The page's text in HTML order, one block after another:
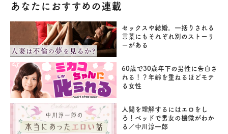
あなたにおすすめの連載
セックスや結婚。一括りされる
言葉にもそれぞれ別のストーリ
ーがある
60歳で30歳年下の男性に告白さ
れる！？年齢を重ねるほどモテ
る女性
人間を理解するにはエロをし
ろ！ベッドで男女の機微がわか
る／中川淳一郎